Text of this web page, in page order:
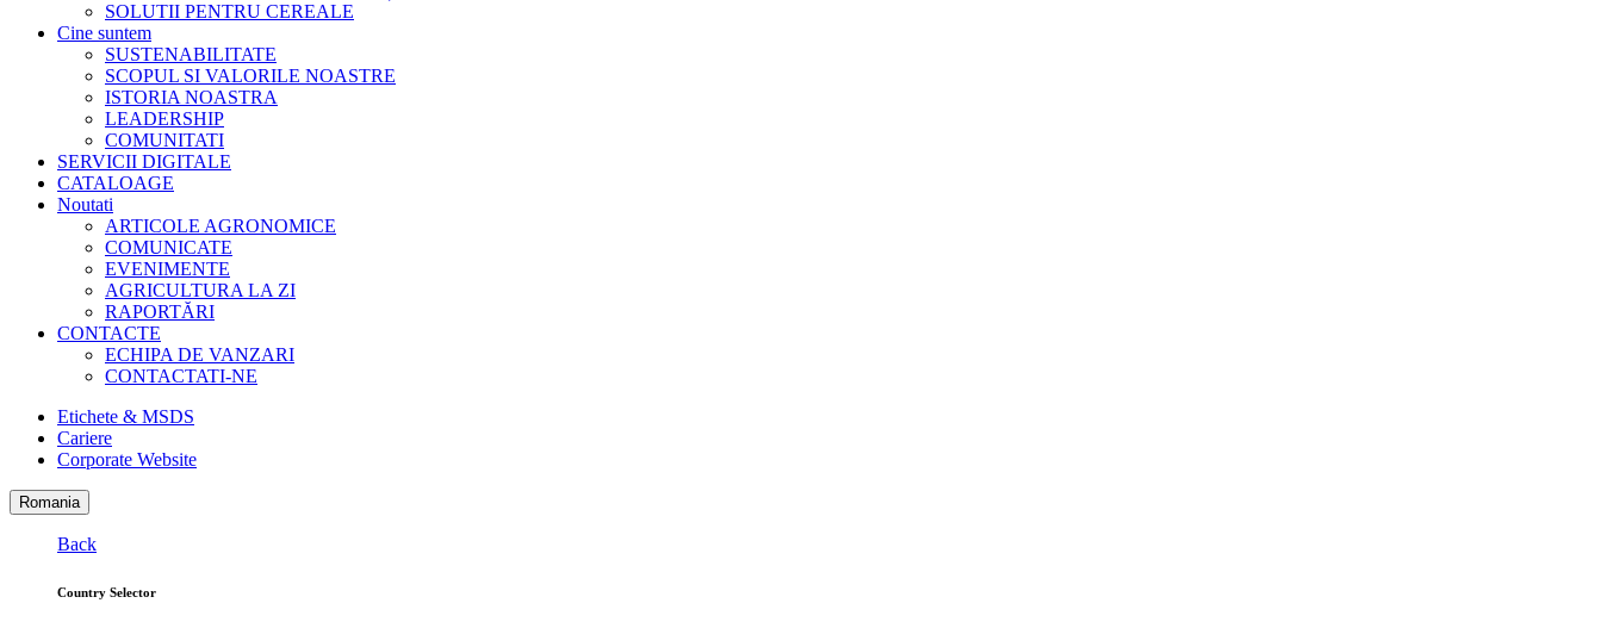
SOLUTII PENTRU CEREALE
Cine suntem
SUSTENABILITATE
SCOPUL SI VALORILE NOASTRE
ISTORIA NOASTRA
LEADERSHIP
COMUNITATI
SERVICII DIGITALE
CATALOAGE
Noutati
ARTICOLE AGRONOMICE
COMUNICATE
EVENIMENTE
AGRICULTURA LA ZI
RAPORTĂRI
CONTACTE
ECHIPA DE VANZARI
CONTACTATI-NE
Etichete & MSDS
Cariere
Corporate Website
Romania
Back
Country Selector